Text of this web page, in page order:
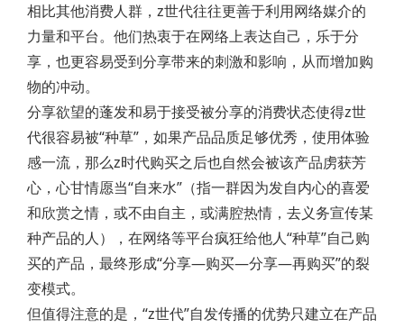
相比其他消费人群，z世代往往更善于利用网络媒介的
力量和平台。他们热衷于在网络上表达自己，乐于分
享，也更容易受到分享带来的刺激和影响，从而增加购
物的冲动。
分享欲望的蓬发和易于接受被分享的消费状态使得z世
代很容易被“种草”，如果产品品质足够优秀，使用体验
感一流，那么z时代购买之后也自然会被该产品虏获芳
心，心甘情愿当“自来水”（指一群因为发自内心的喜爱
和欣赏之情，或不由自主，或满腔热情，去义务宣传某
种产品的人），在网络等平台疯狂给他人“种草”自己购
买的产品，最终形成“分享—购买—分享—再购买”的裂
变模式。
但值得注意的是，“z世代”自发传播的优势只建立在产品